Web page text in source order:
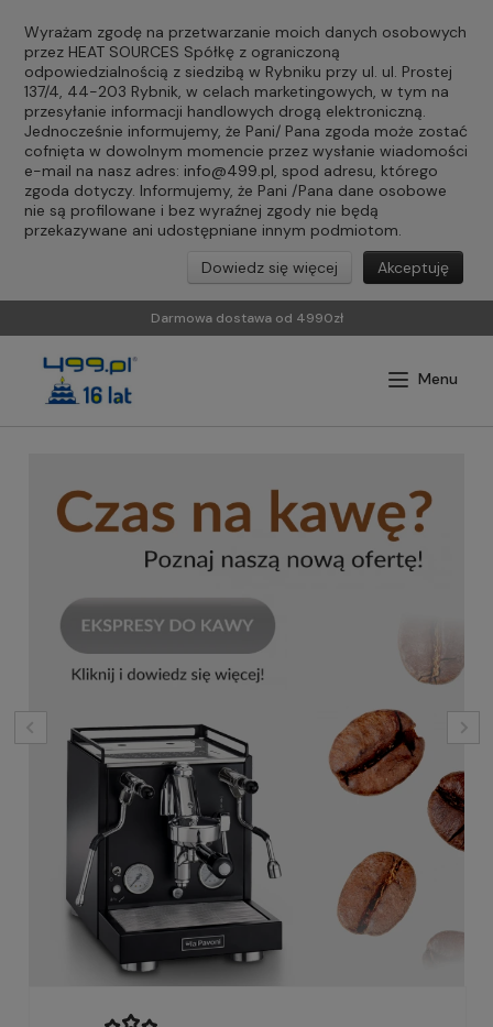
Wyrażam zgodę na przetwarzanie moich danych osobowych
przez HEAT SOURCES Spółkę z ograniczoną
odpowiedzialnością z siedzibą w Rybniku przy ul. ul. Prostej
137/4, 44-203 Rybnik, w celach marketingowych, w tym na
przesyłanie informacji handlowych drogą elektroniczną.
Jednocześnie informujemy, że Pani/ Pana zgoda może zostać
cofnięta w dowolnym momencie przez wysłanie wiadomości
e-mail na nasz adres: info@499.pl, spod adresu, którego
zgoda dotyczy. Informujemy, że Pani /Pana dane osobowe
nie są profilowane i bez wyraźnej zgody nie będą
przekazywane ani udostępniane innym podmiotom.
Akceptuję
Dowiedz się więcej
Darmowa dostawa od 4990zł